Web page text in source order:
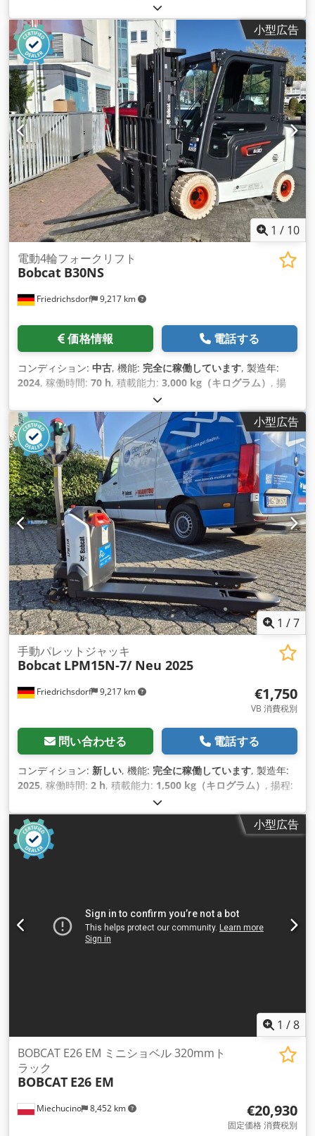
, マスト型式:
設高:2,150 mm, フォーク長:1,150 mm, 空車重量:585
kg（キログラム）
, 全長: 1,710 mm Elektro, 建設
幅:800 mm
小型広告
1 / 10
Friedrichsdorf 9,217 km
電動4輪フォークリフト
Bobcat B30NS
価格情報 電話する
コンディション: 中古, 機能: 完全に稼働しています, 製造年:
2024, 稼働時間: 70 h, 積載能力: 3,000 kg（キログラム） , 揚
1,475 mm
スト型式:トリプレックス, 建設高:2,145 mm, 出力:16 キロワ
ット (21.75 馬力) , フォークキャリッジ幅:1,116 mm , フォーク
長:1,200 mm , 空車重量:4,850 kg（キログラム）, 全長:2,520
mm, 駆動方式:Elektro, 建設幅:1,244 mm,
小型広告
1 /7
Friedrichsdorf 9,217 km
手動パレットジャッキ
Bobcat LPM15N-7/ Neu 2025
€1,750
VB 消費税別
問い合わせる 電話する
コンディション: 新しい, 機能: 完全に稼働しています, 製造年:
2025, 稼働時間: 2 h, 積載能力: 1,500 kg（キログラム） , 揚程:
, 建設高:
1,150 mm, 空車重量:123 kg（キログラム）, 全長:1,530
mm, 駆動方式: 小型広告
1 /8
Miechucino 8,452 km
BOBCAT E26 EM ミニショベル 320mmト
ラック
BOBCAT E26 EM
€20,930
固定価格 消費税別